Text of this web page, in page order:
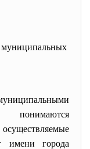
имени города